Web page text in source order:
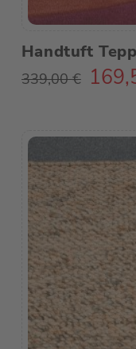
Handtuft
339,00€ Preis